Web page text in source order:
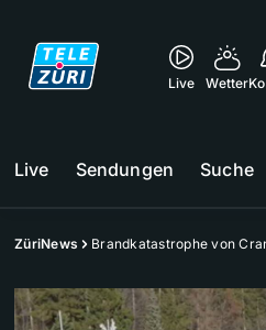
Live Wetter
Live Sendungen Suche
ZüriNews Brandkatastrophe von